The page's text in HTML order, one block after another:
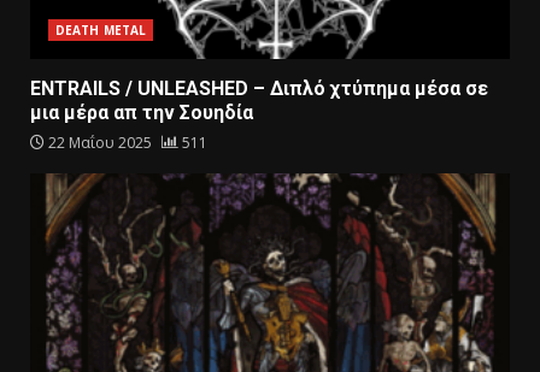
DEATH METAL
ENTRAILS / UNLEASHED – Διπλό χτύπημα μέσα σε
μια μέρα απ την Σουηδία
22 Μαΐου 2025 511